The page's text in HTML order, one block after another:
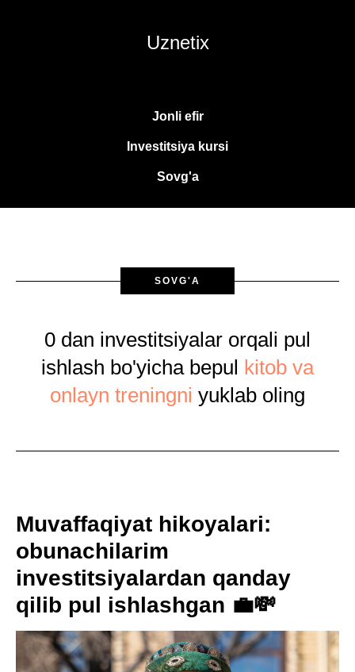
Uznetix
Jonli efir
Investitsiya kursi
Sovg'a
SOVG'A
0 dan investitsiyalar orqali pul
ishlash bo'yicha bepul kitob va
onlayn treningni yuklab oling
Muvaffaqiyat hikoyalari:
obunachilarim
investitsiyalardan qanday
qilib pul ishlashgan 💼💸